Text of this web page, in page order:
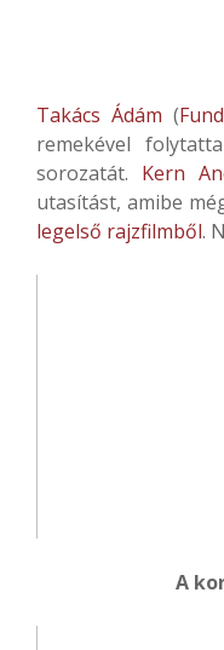
Takács Ádám (
remekével folytatta
sorozatát. Kern
utasítást, amibe
legelső rajzfilmből.
A